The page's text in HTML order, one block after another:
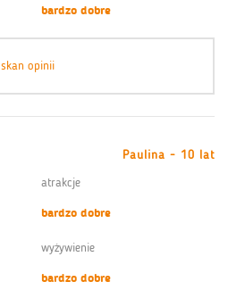
bardzo dobre
skan opinii
Paulina - 10 lat
atrakcje
bardzo dobre
wyżywienie
bardzo dobre